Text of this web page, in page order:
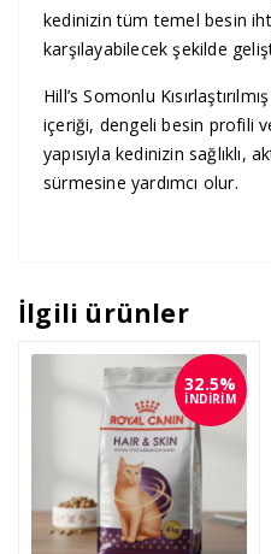
kedinizin tüm temel besin
karşılayabilecek şekilde
Hill’s Somonlu
içeriği, dengeli besin profili
yapısıyla kedinizin sağlıklı,
sürmesine yardımcı olur.
İlgili ürünler
32.5%
İNDİRİM